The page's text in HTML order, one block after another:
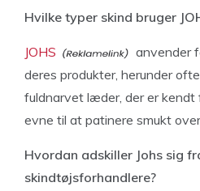
Hvilke typer skind bruger
JOHS
anvender
deres produkter, herunder
fuldnarvet læder, der er kendt
evne til at patinere smukt
Hvordan adskiller Johs sig
skindtøjsforhandlere?